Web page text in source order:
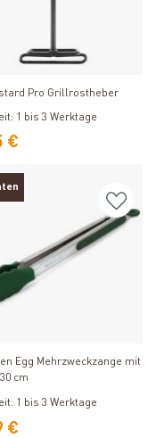
Produkt ansehen
Pro Grillrostheber
1 bis 3 Werktage
€
Egg Mehrzweckzange mit
cm
1 bis 3 Werktage
€